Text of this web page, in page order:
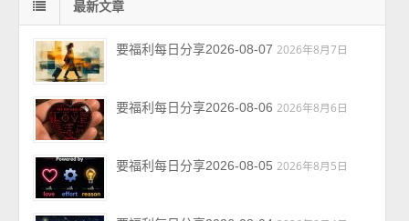
最新文章
要福利每日分享2026-08-07 2026年8月7日
要福利每日分享2026-08-06 2026年8月6日
要福利每日分享2026-08-05 2026年8月5日